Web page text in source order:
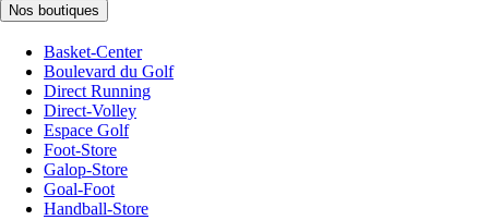
Nos boutiques
Basket-Center
Boulevard du Golf
Direct Running
Direct-Volley
Espace Golf
Foot-Store
Galop-Store
Goal-Foot
Handball-Store